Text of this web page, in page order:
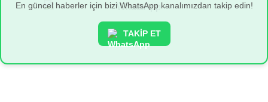
En güncel haberler için bizi WhatsApp kanalımızdan takip edin!
TAKİP ET